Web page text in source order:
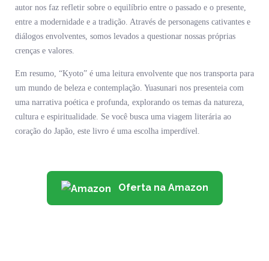
autor nos faz refletir sobre o equilíbrio entre o passado e o presente,
entre a modernidade e a tradição. Através de personagens cativantes e
diálogos envolventes, somos levados a questionar nossas próprias
crenças e valores.
Em resumo, “Kyoto” é uma leitura envolvente que nos transporta para
um mundo de beleza e contemplação. Yuasunari nos presenteia com
uma narrativa poética e profunda, explorando os temas da natureza,
cultura e espiritualidade. Se você busca uma viagem literária ao
coração do Japão, este livro é uma escolha imperdível.
Oferta na Amazon